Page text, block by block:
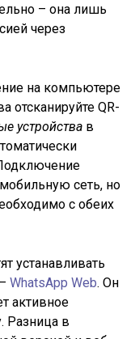
– она лишь
через
на компьютере
отсканируйте QR-
устройства в
сеть, но
с обеих
устанавливать
–WhatsApp Web. Он
активное
Разница в